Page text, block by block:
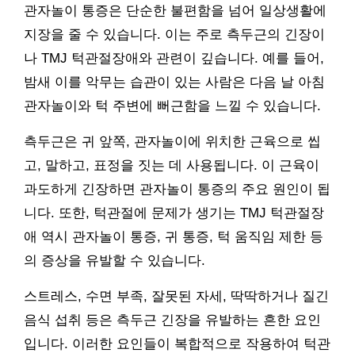
관자놀이 통증은 단순한 불편함을 넘어 일상생활에
지장을 줄 수 있습니다. 이는 주로 측두근의 긴장이
나 TMJ 턱관절장애와 관련이 깊습니다. 예를 들어,
밤새 이를 악무는 습관이 있는 사람은 다음 날 아침
관자놀이와 턱 주변에 뻐근함을 느낄 수 있습니다.
측두근은 귀 앞쪽, 관자놀이에 위치한 근육으로 씹
고, 말하고, 표정을 짓는 데 사용됩니다. 이 근육이
과도하게 긴장하면 관자놀이 통증의 주요 원인이 됩
니다. 또한, 턱관절에 문제가 생기는 TMJ 턱관절장
애 역시 관자놀이 통증, 귀 통증, 턱 움직임 제한 등
의 증상을 유발할 수 있습니다.
스트레스, 수면 부족, 잘못된 자세, 딱딱하거나 질긴
음식 섭취 등은 측두근 긴장을 유발하는 흔한 요인
입니다. 이러한 요인들이 복합적으로 작용하여 턱관